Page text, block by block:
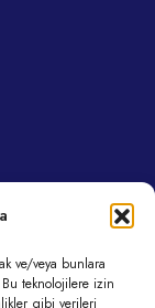
ve/veya bunlara
teknolojilere izin
gibi verileri
Bir Nesil: